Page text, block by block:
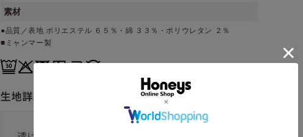
素材
●品質／表地 ポリエステル ６５％・綿 ３３％・ポリウレタン ２％
■ミャンマー製